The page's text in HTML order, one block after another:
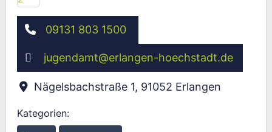
09131 803 1500
jugendamt@erlangen-hoechstadt.de
Nägelsbachstraße 1, 91052 Erlangen
Kategorien: